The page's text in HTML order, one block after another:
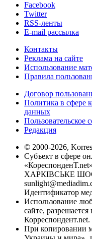
Facebook
Twitter
RSS-ленты
E-mail рассылка
Контакты
Реклама на сайте
Использование
Правила
Договор
Политика в сфере
данных
Пользовательское
Редакция
© 2000-2026,
Субъект в сфере
ХАРКІВСЬКЕ
Идентификатор
Использование
сайте,
Корреспондент.net.
При копировании